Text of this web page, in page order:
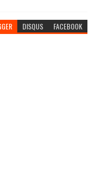
DISQUS FACEBOOK